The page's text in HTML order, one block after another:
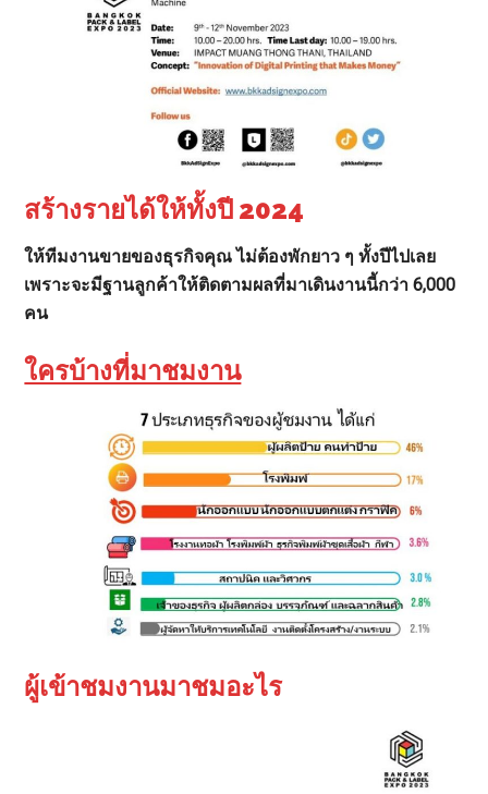
สร้างรายได้ให้ทั้งปี 2024
ให้ทีมงานขายของธุรกิจคุณ ไม่ต้องพักยาว ๆ ทั้งปีไปเลย
เพราะจะมีฐานลูกค้าให้ติดตามผลที่มาเดินงานนี้กว่า 6,000
คน
ใครบ้างที่มาชมงาน
ผู้เข้าชมงานมาชมอะไร